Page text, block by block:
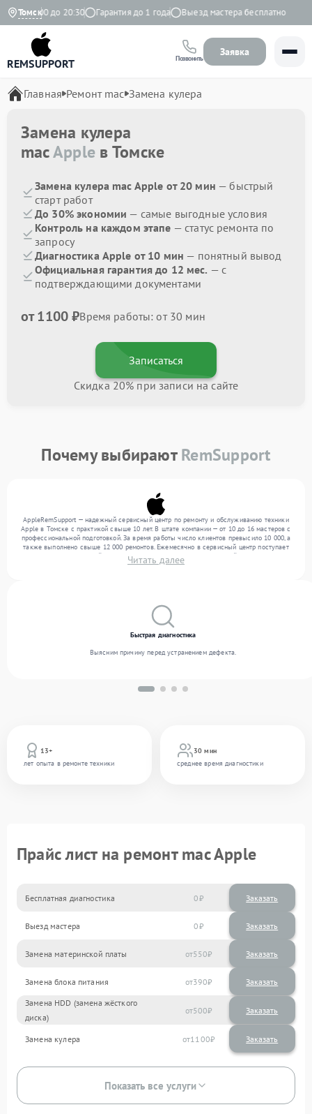
Томск
с 9:00 до 20:30 Гарантия до 1 года Выезд мастера бесплатно
REMSUPPORT Позвонить
Заявка
Главная Ремонт mac Замена кулера
Замена кулера
macApple в Томске
Замена кулера mac Apple от 20 мин — быстрый
старт работ
До 30% экономии — самые выгодные условия
Контроль на каждом этапе — статус ремонта по
запросу
Диагностика Apple от 10 мин — понятный вывод
Официальная гарантия до 12 мес. — с
подтверждающими документами
от 1100 ₽Время работы: от 30 мин
Записаться
Скидка 20% при записи на сайте
Почему выбираютRemSupport
AppleRemSupport — надежный сервисный центр по ремонту и обслуживанию техники
Apple в Томске с практикой свыше 10 лет. В штате компании — от 10 до 16 мастеров с
профессиональной подготовкой. За время работы число клиентов превысило 10 000, а
также выполнено свыше 12 000 ремонтов. Ежемесячно в сервисный центр поступает
более 300 обращений, включая , , . Мы устраняем поломки любой сложности и
гарантируем высокое качество обслуживания благодаря квалификации мастеров.
Читать далее
13+
лет опыта в ремонте техники
30 мин
среднее время диагностики
Быстрая диагностика
Выясним причину перед устранением дефекта.
Прайс лист на ремонт mac Apple
Бесплатная диагностика 0 Заказать
Выезд мастера 0 Заказать
Замена материнской платы 550
Замена блока питания 390
Замена HDD (замена жёсткого
диска)
500
Замена кулера 1100
Показать все услуги